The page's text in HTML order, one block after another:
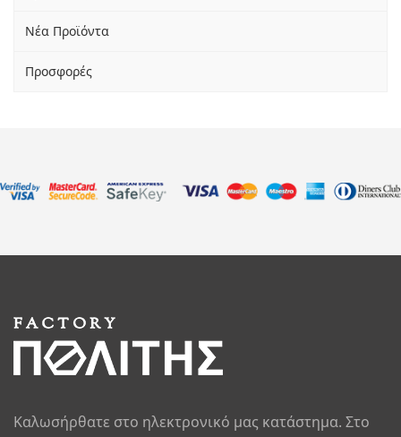
Νέα Προϊόντα
Προσφορές
Καλωσήρθατε στο ηλεκτρονικό μας κατάστημα. Στο